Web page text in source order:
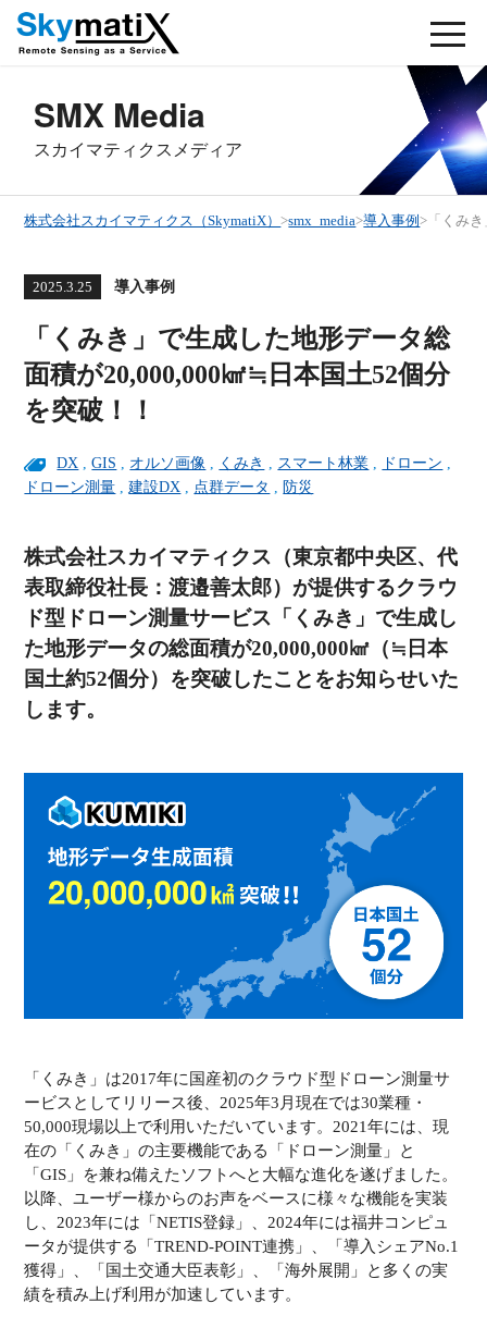
SMX Media
スカイマティクスメディア
株式会社スカイマティクス（SkymatiX）>smx_media>導入事例> 「くみ
2025.3.25 導入事例
「くみき」で生成した地形データ総
面積が20,000,000㎢≒日本国土52個分
を突破！！
DX ,GIS , オルソ画像 , くみき , スマート林業 , ドローン ,
ドローン測量 ,建設DX , 点群データ , 防災
株式会社スカイマティクス（東京都中央区、代
表取締役社長：渡邉善太郎）が提供するクラウ
ド型ドローン測量サービス「くみき」で生成し
た地形データの総面積が20,000,000㎢（≒日本
国土約52個分）を突破したことをお知らせいた
します。
「くみき」は2017年に国産初のクラウド型ドローン測量サ
ービスとしてリリース後、2025年3月現在では30業種・
50,000現場以上で利用いただいています。2021年には、現
在の「くみき」の主要機能である「ドローン測量」と
「GIS」を兼ね備えたソフトへと大幅な進化を遂げました。
以降、ユーザー様からのお声をベースに様々な機能を実装
し、2023年には「NETIS登録」、2024年には福井コンピュ
ータが提供する「TREND-POINT連携」、「導入シェアNo.1
獲得」、「国土交通大臣表彰」、「海外展開」と多くの実
績を積み上げ利用が加速しています。